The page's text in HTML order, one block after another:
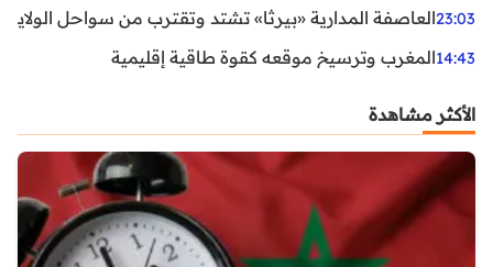
23:03العاصفة المدارية «بيرثا» تشتد وتقترب من سواحل
14:43المغرب وترسيخ موقعه كقوة طاقية إقليمية
الأكثر مشاهدة